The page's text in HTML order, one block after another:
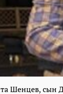
Шенцев, сын